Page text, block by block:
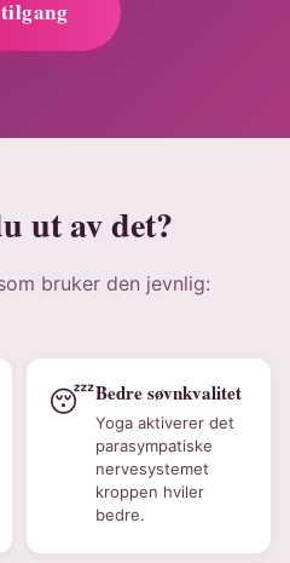
ut av det?
bruker den jevnlig:
😴Bedre søvnkvalitet
Yoga aktiverer det
parasympatiske
nervesystemet
kroppen hviler
bedre.